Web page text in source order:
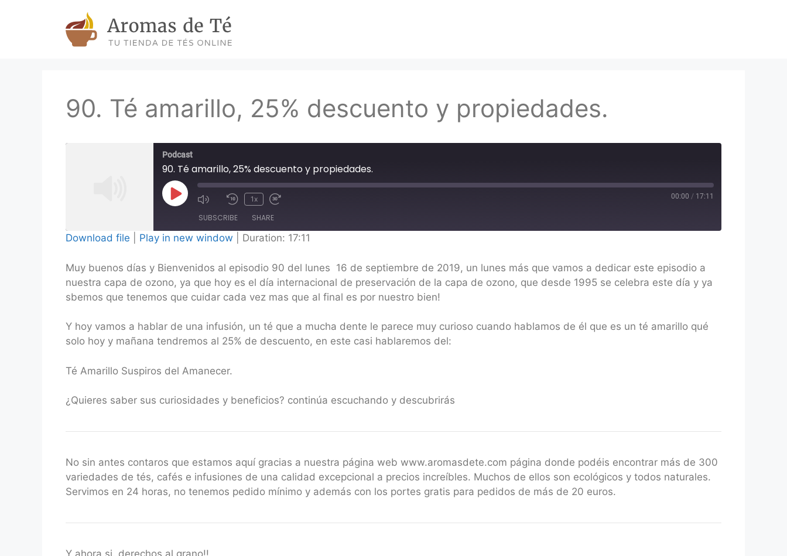
90. Té amarillo, 25% descuento y propiedades.
Podcast
90. Té amarillo, 25% descuento y propiedades.
Play
Episode
1x 00:00 / 17:11
SUBSCRIBE SHARE
RSS FEED
LINK
Download file Play in new window Duration: 17:11
Muy buenos días y Bienvenidos al episodio 90 del lunes 16 de septiembre de 2019, un lunes más que vamos a dedicar este episodio a
nuestra capa de ozono, ya que hoy es el día internacional de preservación de la capa de ozono, que desde 1995 se celebra este día y ya
sbemos que tenemos que cuidar cada vez mas que al final es por nuestro bien!
Y hoy vamos a hablar de una infusión, un té que a mucha dente le parece muy curioso cuando hablamos de él que es un té amarillo qué
solo hoy y mañana tendremos al 25% de descuento, en este casi hablaremos del:
Té Amarillo Suspiros del Amanecer.
¿Quieres saber sus curiosidades y beneficios? continúa escuchando y descubrirás
No sin antes contaros que estamos aquí gracias a nuestra página web www.aromasdete.com página donde podéis encontrar más de 300
variedades de tés, cafés e infusiones de una calidad excepcional a precios increíbles. Muchos de ellos son ecológicos y todos naturales.
Servimos en 24 horas, no tenemos pedido mínimo y además con los portes gratis para pedidos de más de 20 euros.
Y ahora si, derechos al grano!!